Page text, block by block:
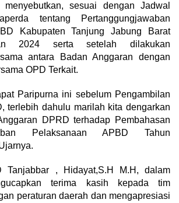
sesuai dengan Jadwal
tentang Pertanggungjawaban
Kabupaten Tanjung Jabung Barat
2024 serta setelah dilakukan
antara Badan Anggaran dengan
OPD Terkait.
Paripurna ini sebelum Pengambilan
terlebih dahulu marilah kita dengarkan
DPRD terhadap Pembahasan
Pelaksanaan APBD Tahun
Tanjabbar , Hidayat,S.H M.H, dalam
terima kasih kepada tim
peraturan daerah dan mengapresiasi